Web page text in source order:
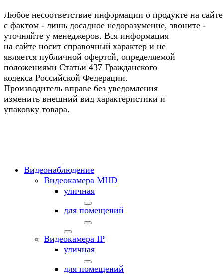
Любое несоответствие информации о продукте на сайте
с фактом - лишь досадное недоразумение, звоните -
уточняйте у менеджеров. Вся информация
на сайте носит справочный характер и не
является публичной офертой, определяемой
положениями Статьи 437 Гражданского
кодекса Российской Федерации.
Производитель вправе без уведомления
изменить внешний вид характеристики и
упаковку товара.
Видеонаблюдение
Видеокамера MНD
уличная
для помещений
Видеокамера IP
уличная
для помещений